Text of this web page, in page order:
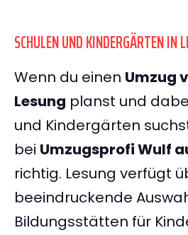
SCHULEN UND KINDERGÄRTEN IN
Wenn du einen Umzug
Lesung planst und
und Kindergärten
bei Umzugsprofi Wulf
richtig. Lesung verfügt
beeindruckende
Bildungsstätten für